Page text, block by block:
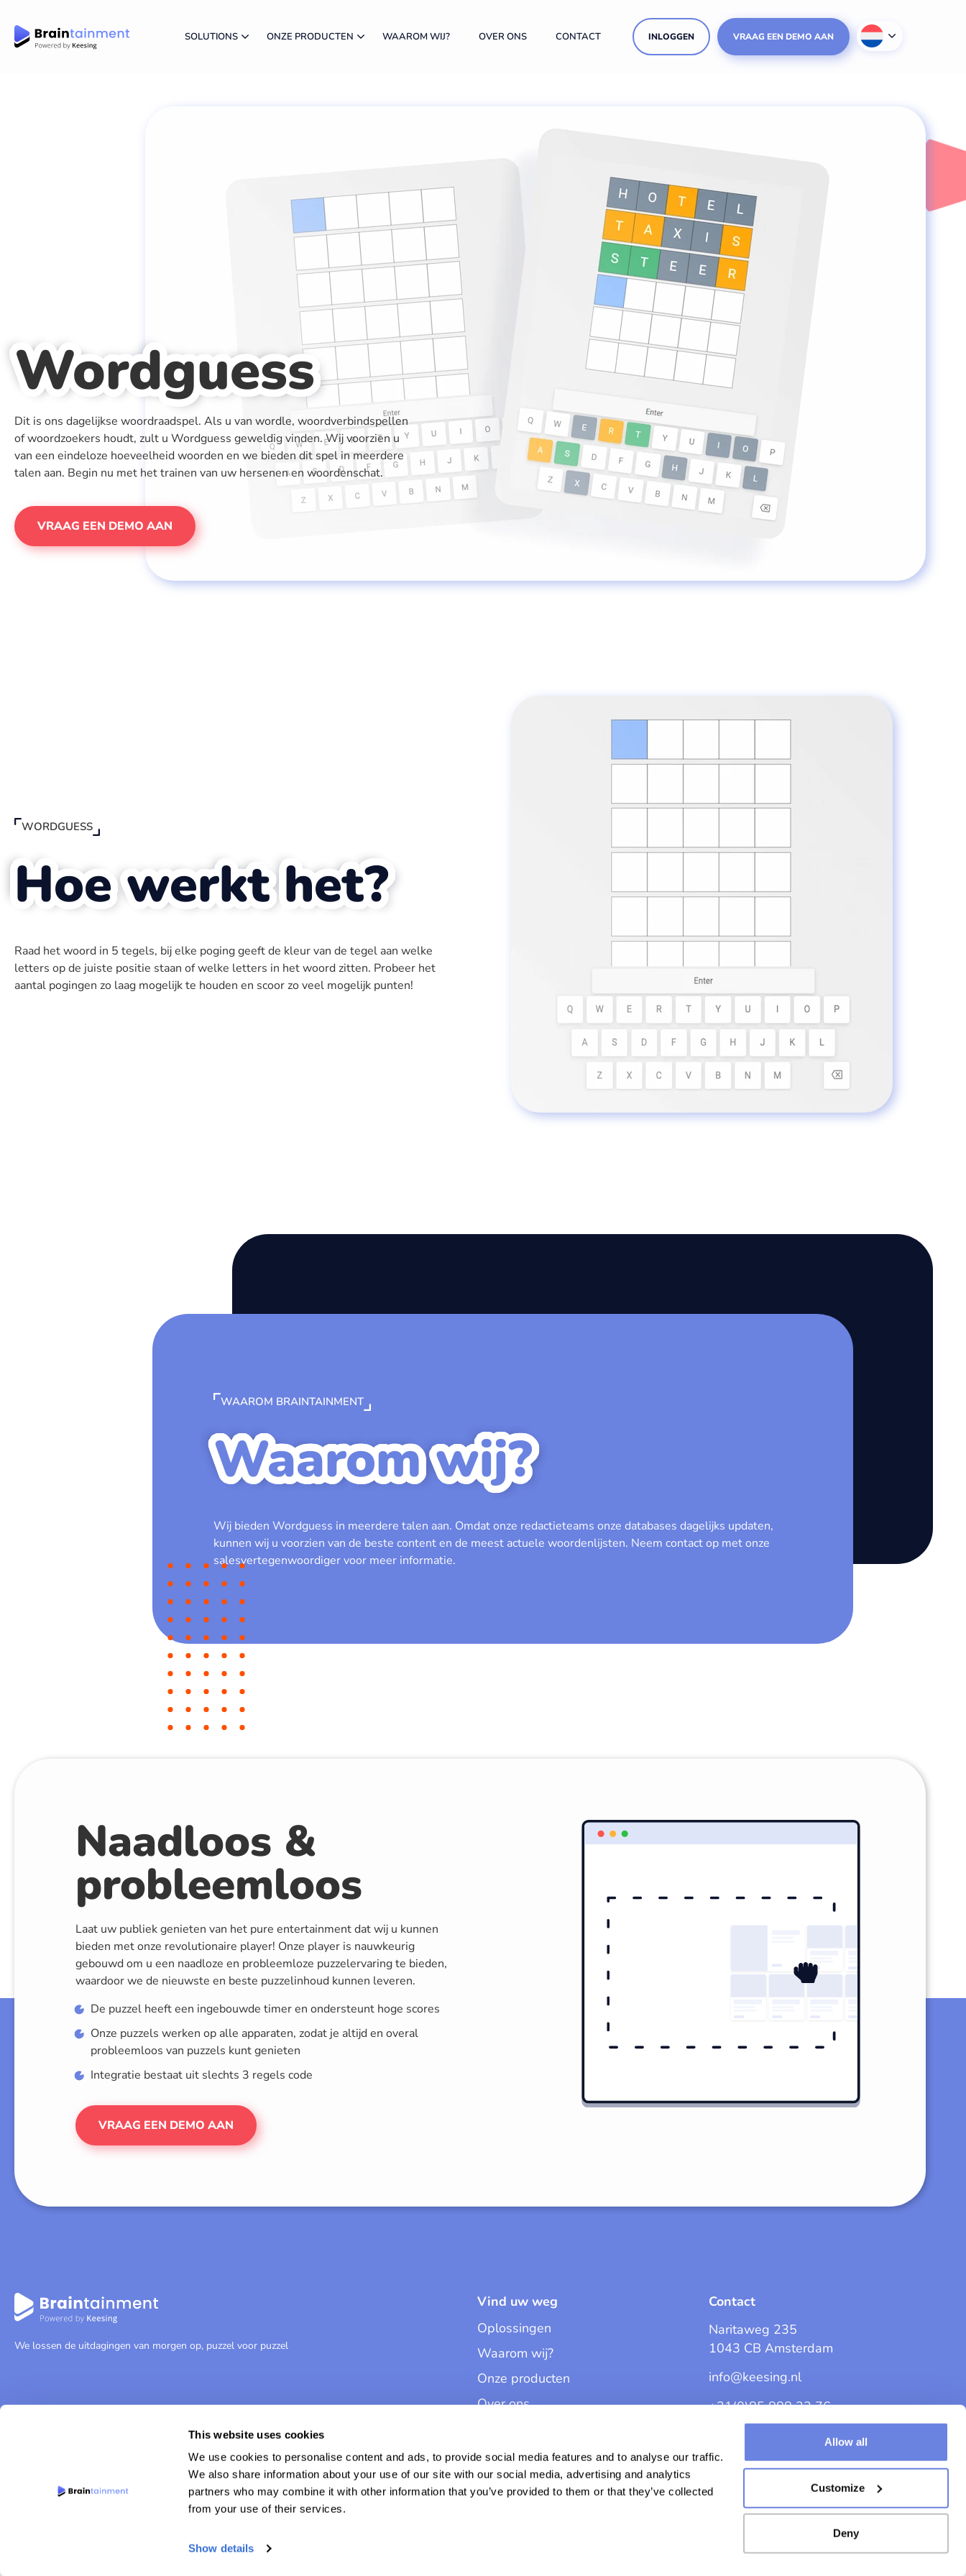
This website uses cookies
We use cookies to personalise content and ads, to provide social media features and to analyse our traffic.
We also share information about your use of our site with our social media, advertising and analytics
partners who may combine it with other information that you’ve provided to them or that they’ve collected
from your use of their services.
Show details
Allow all
Customize
Deny
SOLUTIONS ONZE PRODUCTEN WAAROM WIJ? OVER ONS CONTACT INLOGGEN VRAAG EEN DEMO AAN
Wordguess
Dit is ons dagelijkse woordraadspel. Als u van wordle, woordverbindspellen
of woordzoekers houdt, zult u Wordguess geweldig vinden. Wij voorzien u
van een eindeloze hoeveelheid woorden en we bieden dit spel in meerdere
talen aan. Begin nu met het trainen van uw hersenen en woordenschat.
VRAAG EEN DEMO AAN
WORDGUESS
Hoe werkt het?
Raad het woord in 5 tegels, bij elke poging geeft de kleur van de tegel aan welke
letters op de juiste positie staan ​​of welke letters in het woord zitten. Probeer het
aantal pogingen zo laag mogelijk te houden en scoor zo veel mogelijk punten!
WAAROM BRAINTAINMENT
Waarom wij?
Wij bieden Wordguess in meerdere talen aan. Omdat onze redactieteams onze databases dagelijks updaten,
kunnen wij u voorzien van de beste content en de meest actuele woordenlijsten. Neem contact op met onze
salesvertegenwoordiger voor meer informatie.
Naadloos &
probleemloos
Laat uw publiek genieten van het pure entertainment dat wij u kunnen
bieden met onze revolutionaire player! Onze player is nauwkeurig
gebouwd om u een naadloze en probleemloze puzzelervaring te bieden,
waardoor we de nieuwste en beste puzzelinhoud kunnen leveren.
De puzzel heeft een ingebouwde timer en ondersteunt hoge scores
Onze puzzels werken op alle apparaten, zodat je altijd en overal
probleemloos van puzzels kunt genieten
Integratie bestaat uit slechts 3 regels code
VRAAG EEN DEMO AAN
We lossen de uitdagingen van morgen op, puzzel voor puzzel
Vind uw weg
Oplossingen
Waarom wij?
Onze producten
Over ons
Dashboard
Contact
Naritaweg 235
1043 CB Amsterdam
info@keesing.nl
+31(0)85 888 32 76
Website door WP Masters